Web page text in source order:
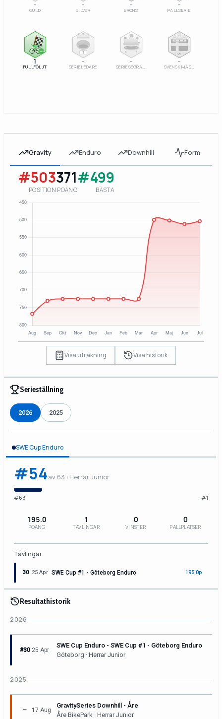
Gravity Enduro Downhill Form
#503
POSITION
371
POÄNG
#499
BÄSTA
Visa uträkning Visa historik
Serieställning
2026 2025
SWE Cup Enduro
#54av 63 i Herrar Junior
#63 #1
195.0
POÄNG
1
TÄVLINGAR
0
VINSTER
0
PALLPLATSER
Tävlingar
30 25 Apr SWE Cup #1 - Göteborg Enduro 195.0p
Resultathistorik
2026
#30 25 Apr
SWE Cup Enduro - SWE Cup #1 - Göteborg Enduro
Göteborg · Herrar Junior
2025
– 17 Aug
GravitySeries Downhill - Åre
Åre BikePark · Herrar Junior
–
GULD
–
SILVER
–
BRONS
–
PALLSERIE
100%
1
FULLFÖLJT
1
–
SERIELEDARE
–
SERIESEGRARE
SM
–
SVENSK MÄSTARE